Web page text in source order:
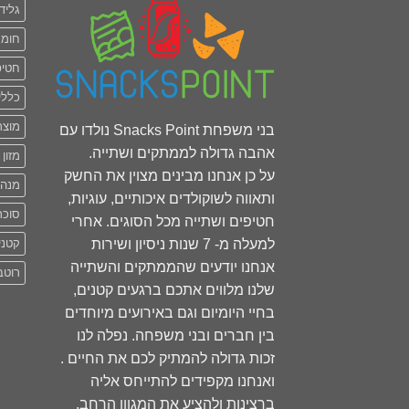
בני משפחת Snacks Point נולדו עם
אהבה גדולה לממתקים ושתייה.
על כן אנחנו מבינים מצוין את החשק
ותאווה לשוקולדים איכותיים, עוגיות,
חטיפים ושתייה מכל הסוגים. אחרי
למעלה מ- 7 שנות ניסיון ושירות
אנחנו יודעים שהממתקים והשתייה
שלנו מלווים אתכם ברגעים קטנים,
בחיי היומיום וגם באירועים מיוחדים
בין חברים ובני משפחה. נפלה לנו
זכות גדולה להמתיק לכם את החיים .
ואנחנו מקפידים להתייחס אליה
ברצינות ולהציע את המגוון הרחב.
כללי